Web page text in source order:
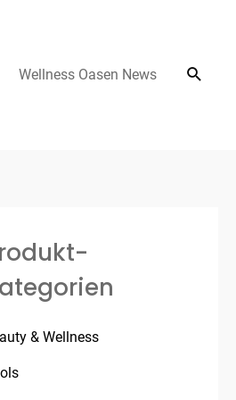
Wellness Oasen News
& Wellness